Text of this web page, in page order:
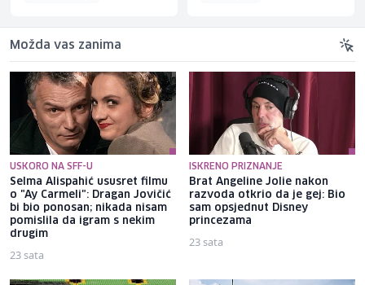
Možda vas zanima
USKORO NA SFF-U
Selma Alispahić ususret filmu
o "Ay Carmeli": Dragan Jovičić
bi bio ponosan; nikada nisam
pomislila da igram s nekim
drugim
23 sata
ISKRENO PRIZNANJE
Brat Angeline Jolie nakon
razvoda otkrio da je gej: Bio
sam opsjednut Disney
princezama
23 sata